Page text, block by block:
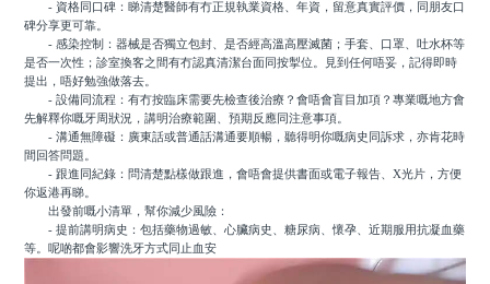
- 資格同口碑：睇清楚醫師有冇正規執業資格、年資，留意真實評價，同朋友口
碑分享更可靠。
- 感染控制：器械是否獨立包封、是否經高溫高壓滅菌；手套、口罩、吐水杯等
是否一次性；診室換客之間有冇認真清潔台面同按掣位。見到任何唔妥，記得即時
提出，唔好勉強做落去。
- 設備同流程：有冇按臨床需要先檢查後治療？會唔會盲目加項？專業嘅地方會
先解釋你嘅牙周狀況，講明治療範圍、預期反應同注意事項。
- 溝通無障礙：廣東話或普通話溝通要順暢，聽得明你嘅病史同訴求，亦肯花時
間回答問題。
- 跟進同紀錄：問清楚點樣做跟進，會唔會提供書面或電子報告、X光片，方便
你返港再睇。
出發前嘅小清單，幫你減少風險：
- 提前講明病史：包括藥物過敏、心臟病史、糖尿病、懷孕、近期服用抗凝血藥
等。呢啲都會影響洗牙方式同止血安